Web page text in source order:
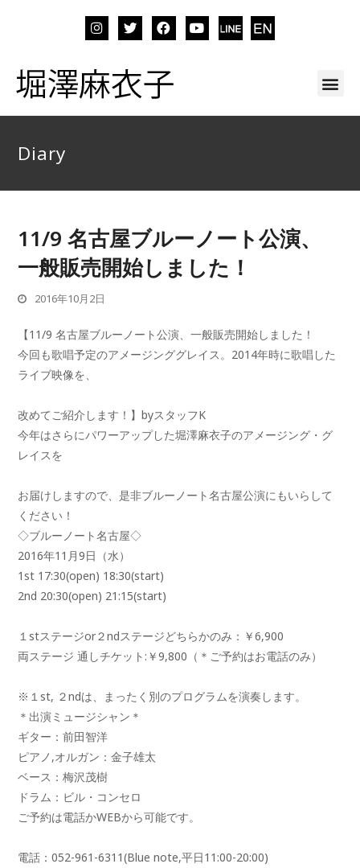
Diary
11/9 名古屋ブルーノート公演、
一般販売開始しました！
2016年10月2日
【11/9 名古屋ブルーノート公演、一般販売開始しました！
今回も歌唱予定のアメージンググレイス。2014年時に歌唱した
ライブ映像を、
改めてご紹介します！】byスタッフK
今年はさらにパワーアップした堀澤麻衣子のアメージング・グ
レイスを
お届けしますので、是非ブルーノート名古屋公演にもいらして
ください！
◇ブルーノート名古屋◇
2016年11月9日（水）
1st 17:30(open) 18:30(start)
2nd 20:30(open) 21:15(start)
１stステージor２ndステージどちらかのみ：￥6,900
両ステージ 通しチケット:￥9,800（＊ご予約はお電話のみ）
※１st, ２ndは、まったく別のプログラムを演奏します。
＊出演ミュージシャン＊
ギター：前田智洋
ピアノ,オルガン：金子雄太
ベース：梅沢茂樹
ドラム：ビル・コンセロ
ご予約は電話かWEBから可能です。
電話：052-961-6311(Blue note,平日11:00-20:00)